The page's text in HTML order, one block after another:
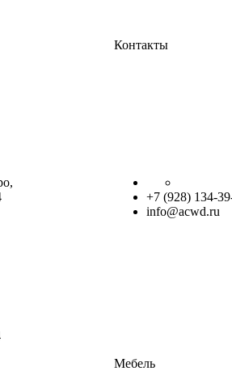
Контакты
+7 (928) 134-
info@acwd.ru
Мебель